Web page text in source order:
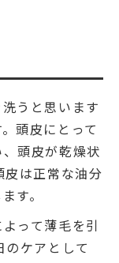
うと思います
頭皮にとって
頭皮が乾燥状
皮は正常な油分
す。
って薄毛を引
ケアとして